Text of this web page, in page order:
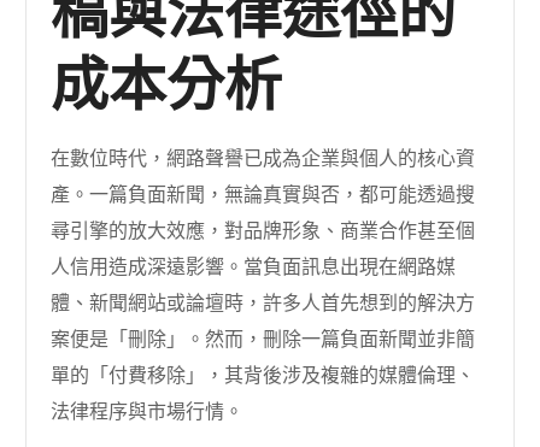
成本分析
在數位時代，網路聲譽已成為企業與個人的核心資
產。一篇負面新聞，無論真實與否，都可能透過搜
尋引擎的放大效應，對品牌形象、商業合作甚至個
人信用造成深遠影響。當負面訊息出現在網路媒
體、新聞網站或論壇時，許多人首先想到的解決方
案便是「刪除」。然而，刪除一篇負面新聞並非簡
單的「付費移除」，其背後涉及複雜的媒體倫理、
法律程序與市場行情。